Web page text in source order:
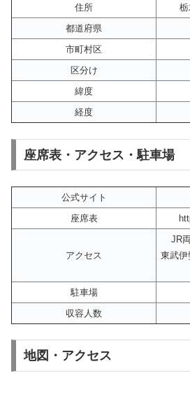
住所
都道府県
市町村区
区分け
緯度
経度
座席表・アクセス・駐車場
公式サイト
座席表
アクセス
JR
東武伊
駐車場
収容人数
地図・アクセス